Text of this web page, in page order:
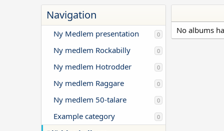
Navigation
Ny Medlem presentation 0
Ny medlem Rockabilly 0
Ny medlem Hotrodder 0
Ny medlem Raggare 0
Ny medlem 50-talare 0
Example category 0
No albums